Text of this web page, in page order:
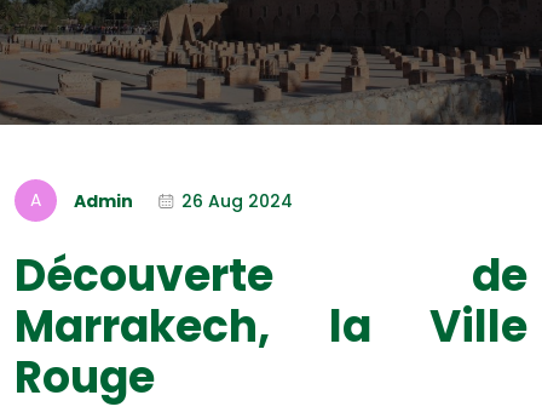
Admin 26 Aug 2024
Découverte de
Marrakech, la Ville
Rouge